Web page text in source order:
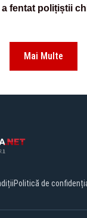
fentat polițiștii
Mai Multe
Politică de